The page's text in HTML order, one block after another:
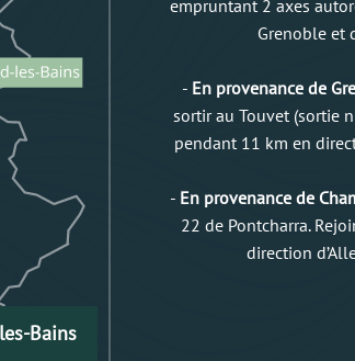
Bains
empruntant 2 axes
Grenoble et
- En provenance de
sortir au Touvet (sortie
pendant 11 km en
- En provenance de
22 de Pontcharra.
direction